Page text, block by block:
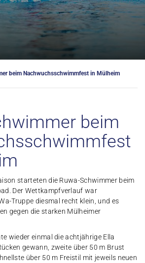
beim Nachwuchsschwimmfest in Mülheim
beim
starteten die Ruwa-Schwimmer beim
Der Wettkampfverlauf war
Truppe diesmal recht klein, und es
gegen die starken Mülheimer
wieder einmal die achtjährige Ella
gewann, zweite über 50 m Brust
über 50 m Freistil mit jeweils neuen